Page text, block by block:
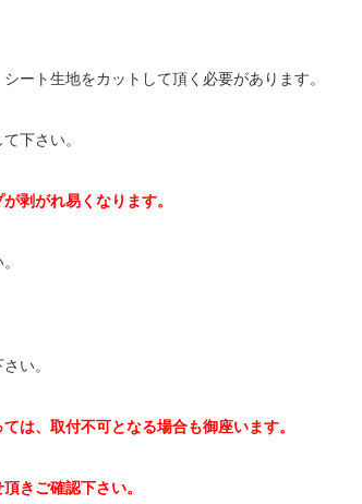
ート生地をカットして頂く必要があります。
下さい。
剥がれ易くなります。
い。
は、取付不可となる場合も御座います。
きご確認下さい。